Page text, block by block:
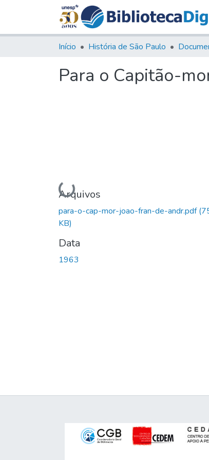
Início História de São Paulo
Para o Capitão-
Carregando...
Arquivos
para-o-cap-mor-joao-fran-de-andr.pdf
KB)
Data
1963